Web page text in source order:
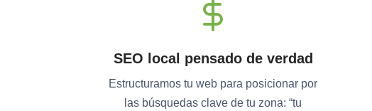
SEO local pensado de verdad
Estructuramos tu web para posicionar por
las búsquedas clave de tu zona: “tu